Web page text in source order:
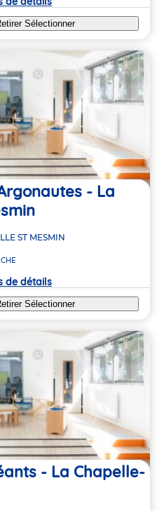
Sélectionner
- La
ST MESMIN
de détails
Sélectionner
- La Chapelle-